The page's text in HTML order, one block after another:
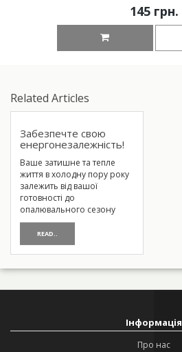
145 грн.
Related Articles
Забезпечте свою
енергонезалежність!
Ваше затишне та тепле
життя в холодну пору року
залежить від вашої
готовності до
опалювального сезону
READ..
Інформація
Про нас